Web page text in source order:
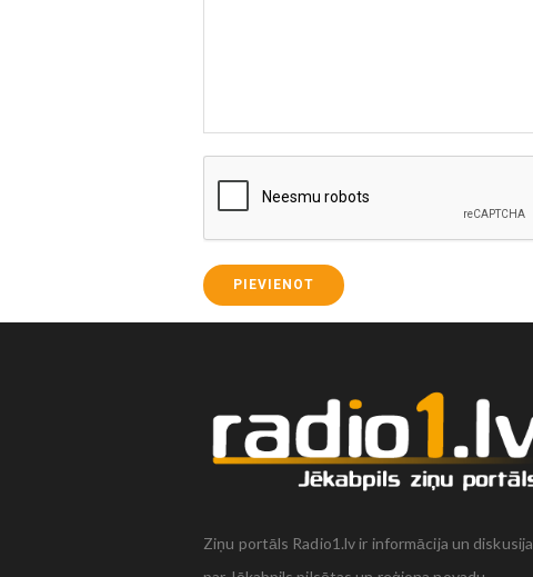
PIEVIENOT
Ziņu portāls Radio1.lv ir informācija un diskusija